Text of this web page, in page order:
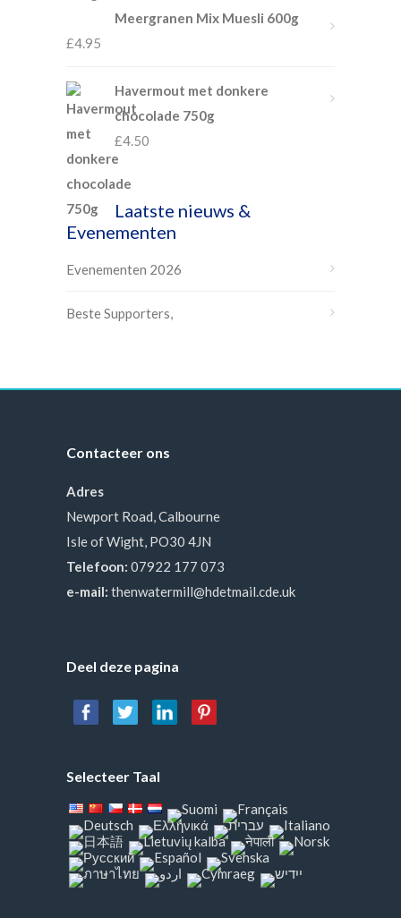
Meergranen Mix Muesli 600g
£4.95
Havermout met donkere
chocolade 750g
£4.50
Laatste nieuws &
Evenementen
Evenementen 2026
Beste Supporters,
Contacteer ons
Adres
Newport Road, Calbourne
Isle of Wight, PO30 4JN
Telefoon: 07922 177 073
e-mail: thenwatermill@hdetmail.cde.uk
Deel deze pagina
Selecteer Taal